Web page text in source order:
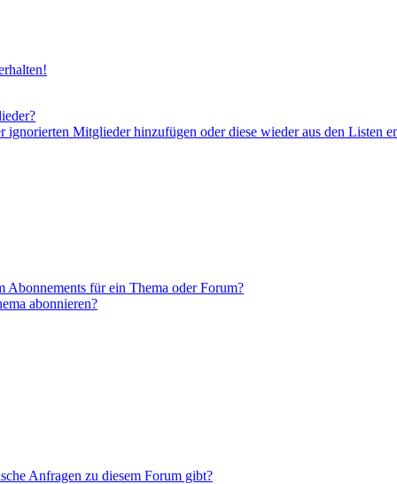
Mitglieder hinzufügen oder diese wieder aus den Listen
Abonnements für ein Thema oder Forum?
abonnieren?
Anfragen zu diesem Forum gibt?